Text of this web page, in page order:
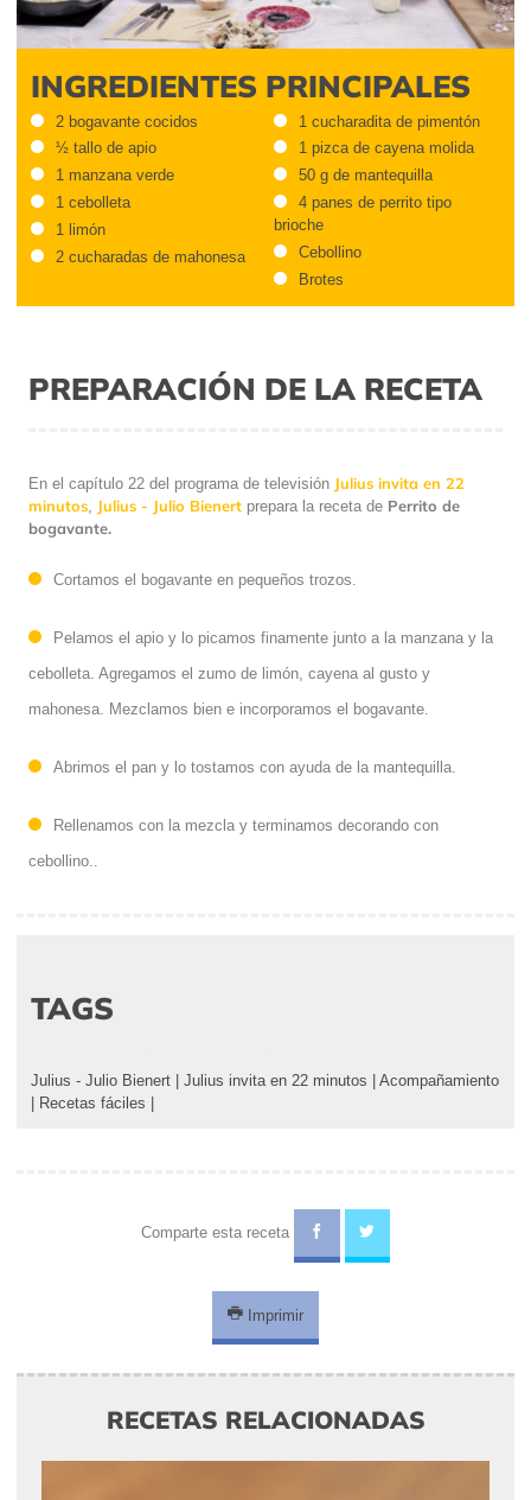
INGREDIENTES PRINCIPALES
2 bogavante cocidos
½ tallo de apio
1 manzana verde
1 cebolleta
1 limón
2 cucharadas de mahonesa
1 cucharadita de pimentón
1 pizca de cayena molida
50 g de mantequilla
4 panes de perrito tipo
brioche
Cebollino
Brotes
PREPARACIÓN DE LA RECETA
En el capítulo 22 del programa de televisión Julius invita en 22
minutos, Julius - Julio Bienert prepara la receta de Perrito de
bogavante.
Cortamos el bogavante en pequeños trozos.
Pelamos el apio y lo picamos finamente junto a la manzana y la
cebolleta. Agregamos el zumo de limón, cayena al gusto y
mahonesa. Mezclamos bien e incorporamos el bogavante.
Abrimos el pan y lo tostamos con ayuda de la mantequilla.
Rellenamos con la mezcla y terminamos decorando con
cebollino..
TAGS
Julius - Julio Bienert Julius invita en 22 minutos
Acompañamiento
Recetas fáciles
Comparte esta receta
Imprimir
RECETAS RELACIONADAS